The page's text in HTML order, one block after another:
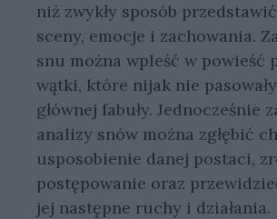
niż zwykły sposób
sceny, emocje i zachowania.
snu można wpleść w powieść
wątki, które nijak nie
głównej fabuły. Jednocześnie
analizy snów można zgłębić
usposobienie danej postaci,
postępowanie oraz
jej następne ruchy i działania.